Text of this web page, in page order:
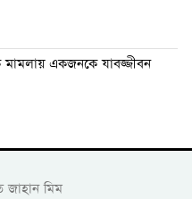
মামলায় একজনকে যাবজ্জীবন
জাহান মিম